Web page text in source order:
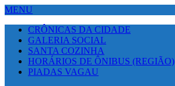
MENU
CRÔNICAS DA CIDADE
GALERIA SOCIAL
SANTA COZINHA
HORÁRIOS DE ÔNIBUS (REGIÃO)
PIADAS VAGAU